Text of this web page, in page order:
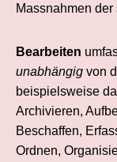
Massnahmen
Bearbeiten
unabhängig von
beispielsweise
Archivieren,
Beschaffen,
Ordnen,